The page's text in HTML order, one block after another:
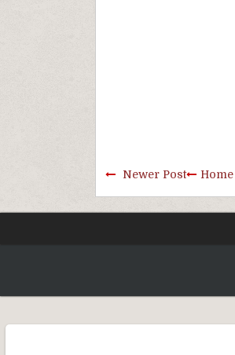
Newer Post Home